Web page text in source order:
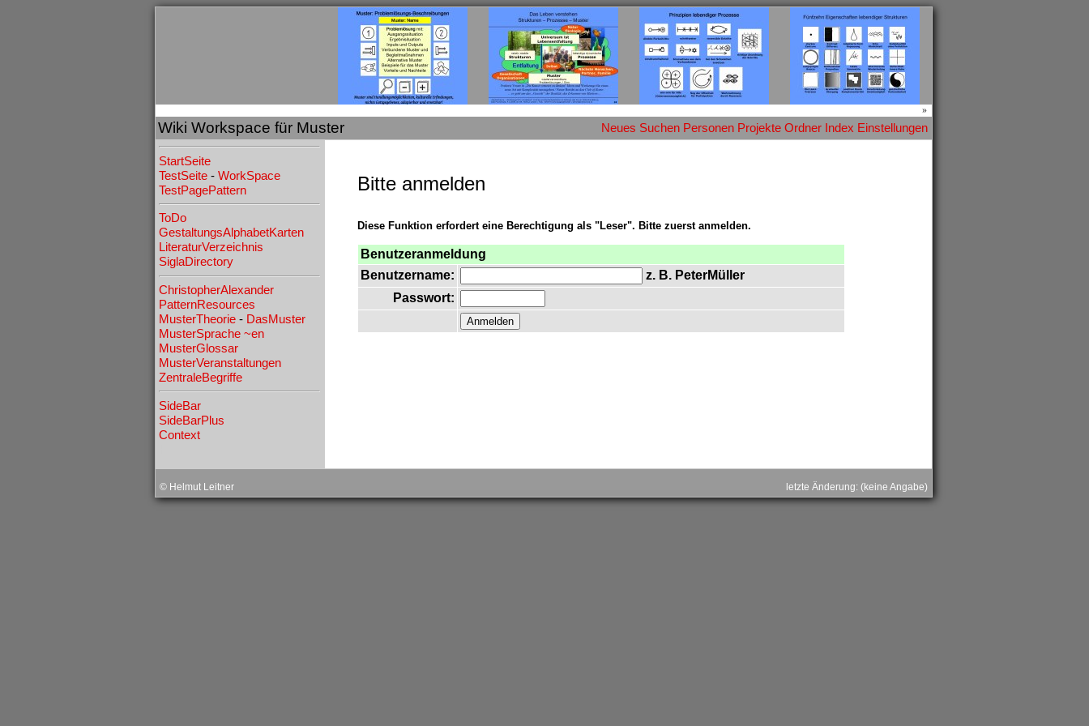
»
Wiki Workspace für Muster Neues Suchen Personen Projekte Ordner Index Einstellungen
StartSeite
TestSeite- WorkSpace
TestPagePattern
ToDo
GestaltungsAlphabetKarten
LiteraturVerzeichnis
SiglaDirectory
ChristopherAlexander
PatternResources
MusterTheorie- DasMuster
MusterSprache ~en
MusterGlossar
MusterVeranstaltungen
ZentraleBegriffe
SideBar
SideBarPlus
Context
Bitte anmelden
Diese Funktion erfordert eine Berechtigung als "Leser". Bitte zuerst anmelden.
Benutzeranmeldung
Benutzername:
z. B. PeterMüller
Passwort:
© Helmut Leitner letzte Änderung: (keine Angabe)